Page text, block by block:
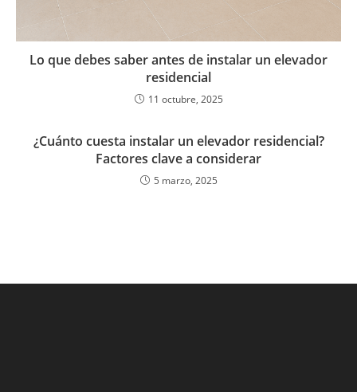
Lo que debes saber antes de instalar un elevador
residencial
11 octubre, 2025
¿Cuánto cuesta instalar un elevador residencial?
Factores clave a considerar
5 marzo, 2025